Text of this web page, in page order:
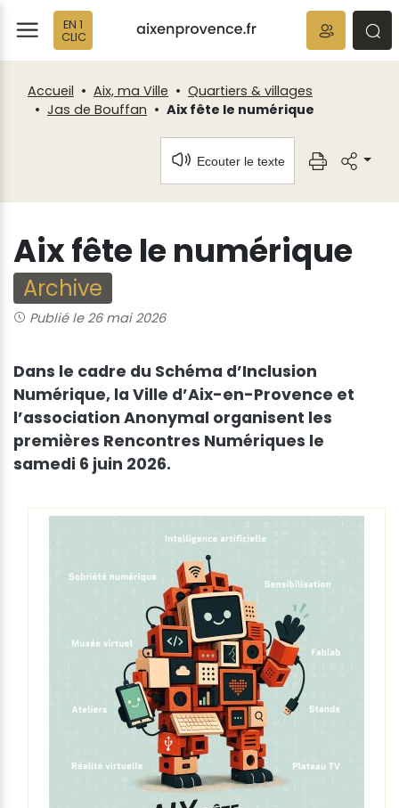
EN 1
CLIC
Accueil Aix, ma Ville
Quartiers & villages
Jas de Bouffan
Aix fête le numérique
Ecouter le texte
Aix fête le numérique
Archive
Publié le 26 mai 2026
Dans le cadre du Schéma d’Inclusion
Numérique, la Ville d’Aix-en-Provence et
l’association Anonymal organisent les
premières Rencontres Numériques le
samedi 6 juin 2026.
Fenêtre
de
chat
Panneau de gestion des cookies